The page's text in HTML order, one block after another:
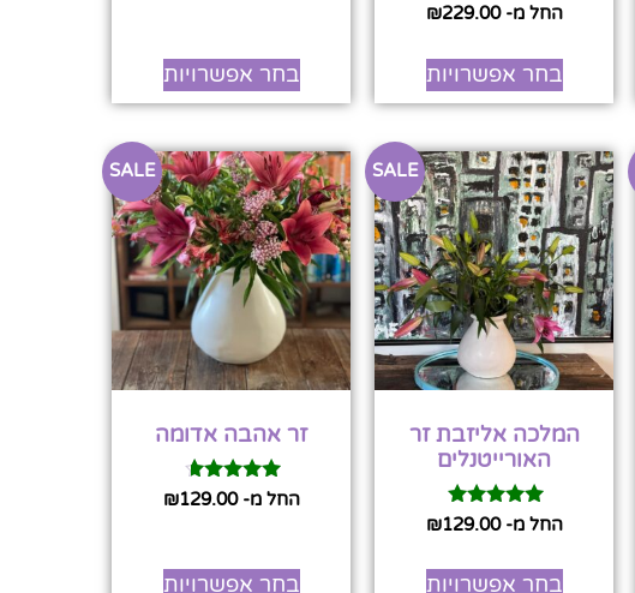
החל מ- ₪229.00
בחר אפשרויות בחר אפשרויות
SALE
המלכה אליזבת זר
האורייטנלים
דורגהחל מ- ₪129.00
בחר אפשרויות
SALE
זר אהבה אדומה
דורגהחל מ- ₪129.00
בחר אפשרויות